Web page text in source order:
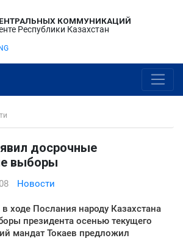
КОММУНИКАЦИЙ
Республики Казахстан
досрочные
выборы
Новости
ходе Послания народу Казахстана
президента осенью текущего
мандат Токаев предложил